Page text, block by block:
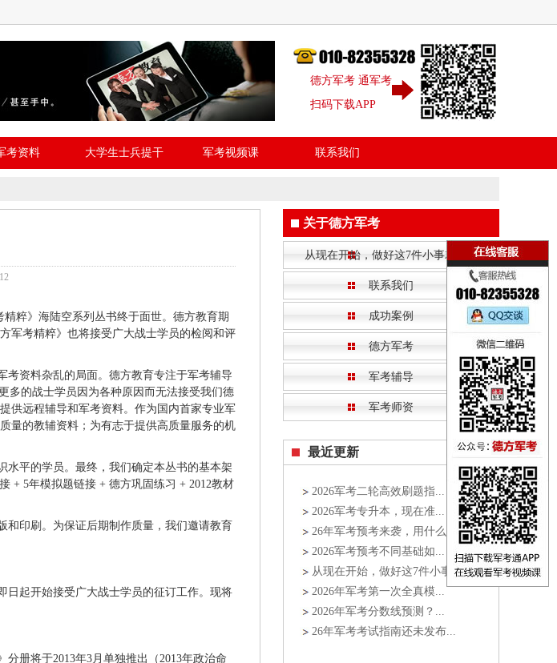
德方军考 通军考
扫码下载APP
考资料 大学生士兵提干 军考视频课 联系我们
粹》海陆空系列丛书终于面世。德方教育期
军考精粹》也将接受广大战士学员的检阅和评
资料杂乱的局面。德方教育专注于军考辅导
多的战士学员因为各种原因而无法接受我们德
供远程辅导和军考资料。作为国内首家专业军
量的教辅资料；为有志于提供高质量服务的机
平的学员。最终，我们确定本丛书的基本架
+ 5年模拟题链接 + 德方巩固练习 + 2012教材
印刷。为保证后期制作质量，我们邀请教育
起开始接受广大战士学员的征订工作。现将
册将于2013年3月单独推出（2013年政治命
关于德方军考
从现在开始，做好这7件小事就够了
联系我们
成功案例
德方军考
军考辅导
军考师资
最近更新
2026军考二轮高效刷题指...
2026军考专升本，现在准...
26年军考预考来袭，用什么...
2026军考预考不同基础如...
从现在开始，做好这7件小事...
2026年军考第一次全真模...
2026年军考分数线预测？...
26年军考考试指南还未发布...